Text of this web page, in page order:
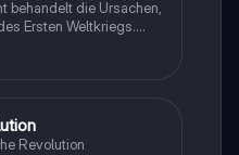
behandelt die Ursachen,
Ersten Weltkriegs.
1914, die
den Schlieffen-Plan, den
Revolution